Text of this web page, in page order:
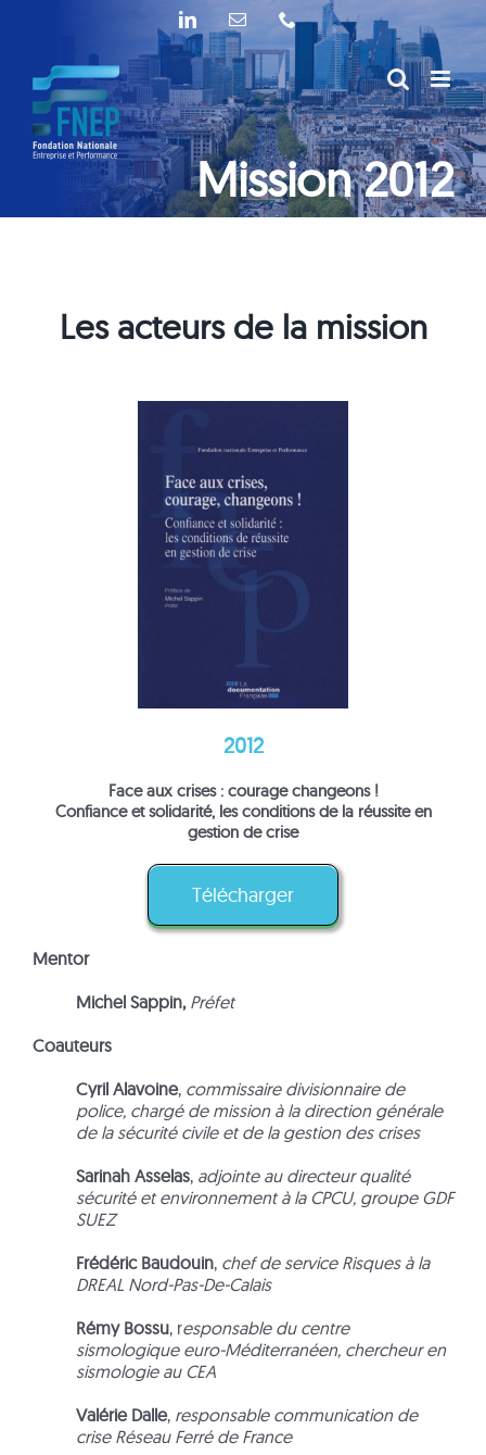
LinkedInEmail Téléphone
Mission 2012
Les acteurs de la mission
2012
Face aux crises : courage changeons !
Confiance et solidarité, les conditions de la réussite en
gestion de crise
Télécharger
Mentor
Michel Sappin, Préfet
Coauteurs
Cyril Alavoine, commissaire divisionnaire de
police, chargé de mission à la direction générale
de la sécurité civile et de la gestion des crises
Sarinah Asselas, adjointe au directeur qualité
sécurité et environnement à la CPCU, groupe GDF
SUEZ
Frédéric Baudouin, chef de service Risques à la
DREAL Nord-Pas-De-Calais
Rémy Bossu, responsable du centre
sismologique euro-Méditerranéen, chercheur en
sismologie au CEA
Valérie Dalle, responsable communication de
crise Réseau Ferré de France